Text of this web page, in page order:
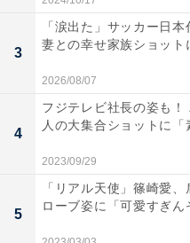
3
「涙出た」サッカー日
妻との幸せ家族ショッ
2026/08/07
4
フジテレビ社長の姿も
人の大集合ショットに
2023/09/29
5
「リアル天使」篠崎愛
ローブ姿に「可愛すぎ